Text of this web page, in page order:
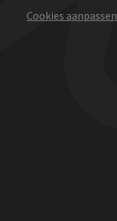
Cookies aanpassen